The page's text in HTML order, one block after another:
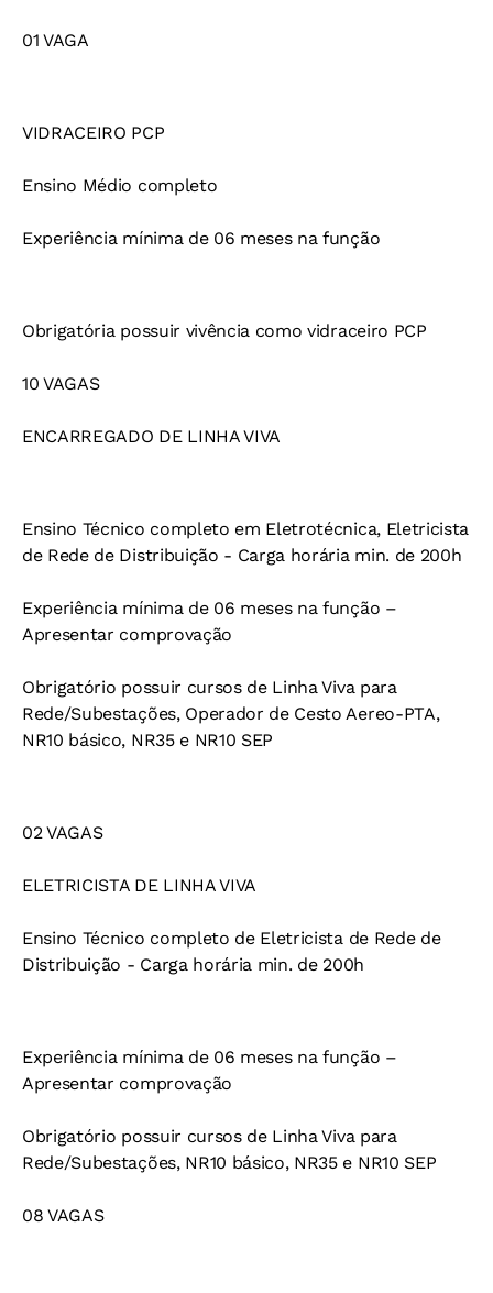
01 VAGA
VIDRACEIRO PCP
Ensino Médio completo
Experiência mínima de 06 meses na função
Obrigatória possuir vivência como vidraceiro PCP
10 VAGAS
ENCARREGADO DE LINHA VIVA
Ensino Técnico completo em Eletrotécnica, Eletricista
de Rede de Distribuição - Carga horária min. de 200h
Experiência mínima de 06 meses na função –
Apresentar comprovação
Obrigatório possuir cursos de Linha Viva para
Rede/Subestações, Operador de Cesto Aereo-PTA,
NR10 básico, NR35 e NR10 SEP
02 VAGAS
ELETRICISTA DE LINHA VIVA
Ensino Técnico completo de Eletricista de Rede de
Distribuição - Carga horária min. de 200h
Experiência mínima de 06 meses na função –
Apresentar comprovação
Obrigatório possuir cursos de Linha Viva para
Rede/Subestações, NR10 básico, NR35 e NR10 SEP
08 VAGAS